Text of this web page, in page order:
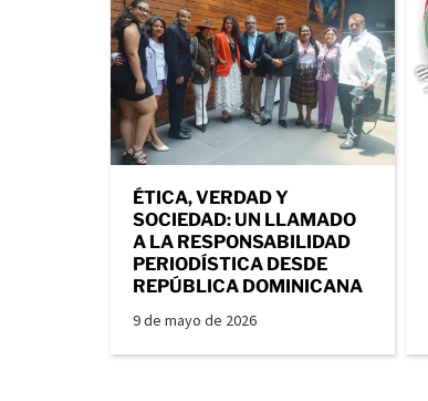
ÉTICA, VERDAD Y
SOCIEDAD: UN LLAMADO
A LA RESPONSABILIDAD
PERIODÍSTICA DESDE
REPÚBLICA DOMINICANA
9 de mayo de 2026